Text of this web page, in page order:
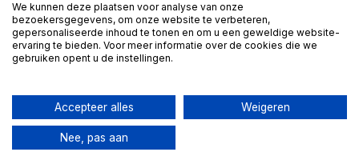
We kunnen deze plaatsen voor analyse van onze
bezoekersgegevens, om onze website te verbeteren,
gepersonaliseerde inhoud te tonen en om u een geweldige website-
ervaring te bieden. Voor meer informatie over de cookies die we
gebruiken opent u de instellingen.
Accepteer alles Weigeren
Nee, pas aan